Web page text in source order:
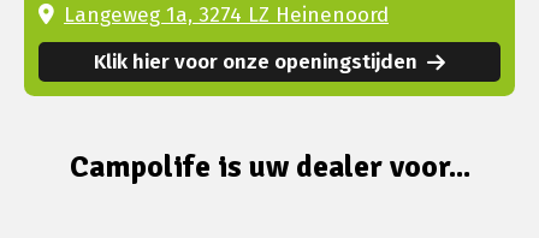
Langeweg 1a, 3274 LZ Heinenoord
Klik hier voor onze openingstijden
Campolife is uw dealer voor...